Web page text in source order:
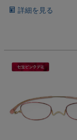
詳細を見る